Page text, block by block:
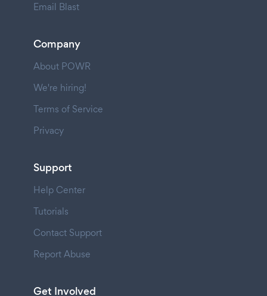
Email Blast
Company
About POWR
We're hiring!
Terms of Service
Privacy
Support
Help Center
Tutorials
Contact Support
Report Abuse
Get Involved